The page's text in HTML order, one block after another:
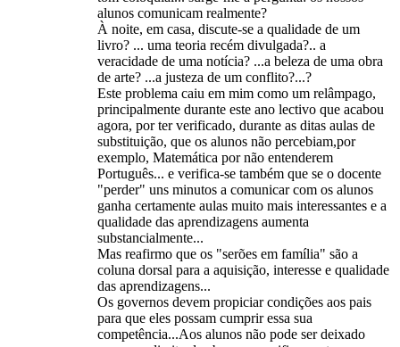
alunos comunicam realmente?
À noite, em casa, discute-se a qualidade de um
livro? ... uma teoria recém divulgada?.. a
veracidade de uma notícia? ...a beleza de uma obra
de arte? ...a justeza de um conflito?...?
Este problema caiu em mim como um relâmpago,
principalmente durante este ano lectivo que acabou
agora, por ter verificado, durante as ditas aulas de
substituição, que os alunos não percebiam,por
exemplo, Matemática por não entenderem
Português... e verifica-se também que se o docente
"perder" uns minutos a comunicar com os alunos
ganha certamente aulas muito mais interessantes e a
qualidade das aprendizagens aumenta
substancialmente...
Mas reafirmo que os "serões em família" são a
coluna dorsal para a aquisição, interesse e qualidade
das aprendizagens...
Os governos devem propiciar condições aos pais
para que eles possam cumprir essa sua
competência...Aos alunos não pode ser deixado